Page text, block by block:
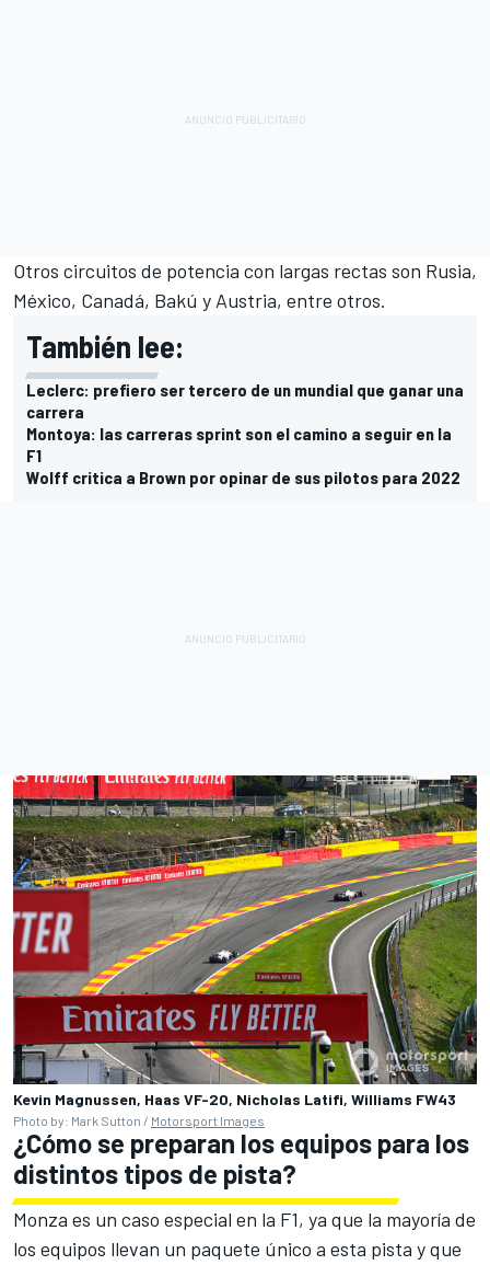
Otros circuitos de potencia con largas rectas son Rusia,
México, Canadá, Bakú y Austria, entre otros.
También lee:
Leclerc: prefiero ser tercero de un mundial que ganar una
carrera
Montoya: las carreras sprint son el camino a seguir en la
F1
Wolff critica a Brown por opinar de sus pilotos para 2022
Kevin Magnussen, Haas VF-20, Nicholas Latifi, Williams FW43
Photo by: Mark Sutton / Motorsport Images
¿Cómo se preparan los equipos para los
distintos tipos de pista?
Monza es un caso especial en la F1, ya que la mayoría de
los equipos llevan un paquete único a esta pista y que